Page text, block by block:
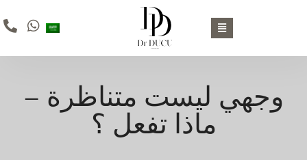
وجهي ليست متناظرة –
ماذا تفعل ؟